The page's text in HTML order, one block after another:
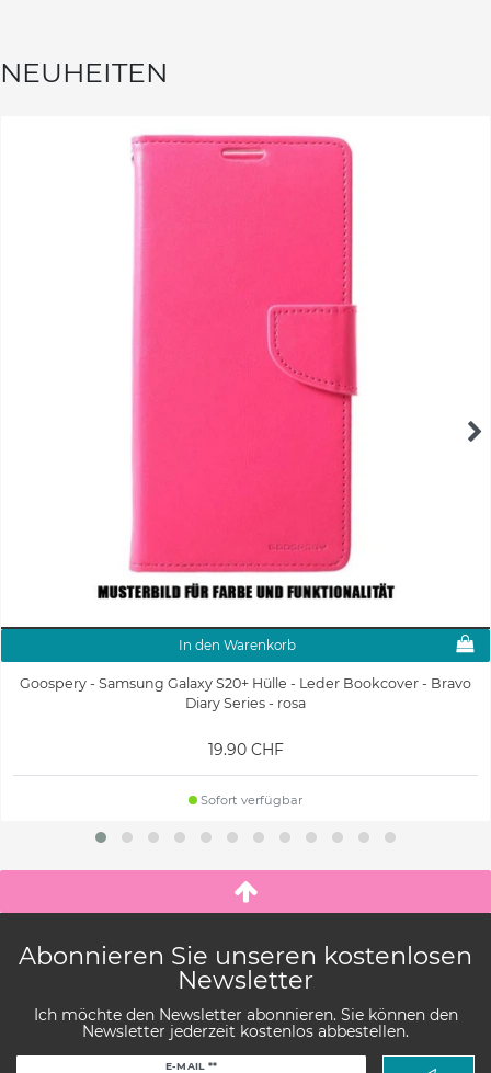
NEUHEITEN
In den Warenkorb
Goospery - Samsung Galaxy S20+ Hülle - Leder Bookcover - Bravo
Diary Series - rosa
19.90 CHF
Sofort verfügbar
Abonnieren Sie unseren kostenlosen
Newsletter
Ich möchte den Newsletter abonnieren. Sie können den
Newsletter jederzeit kostenlos abbestellen.
E-MAIL **